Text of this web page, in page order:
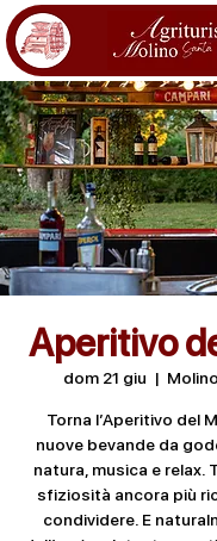
Aperitivo
dom 21 giu
  |
Torna l’Aperitivo del
nuove bevande da
natura, musica e relax.
sfiziosità ancora più
condividere. E